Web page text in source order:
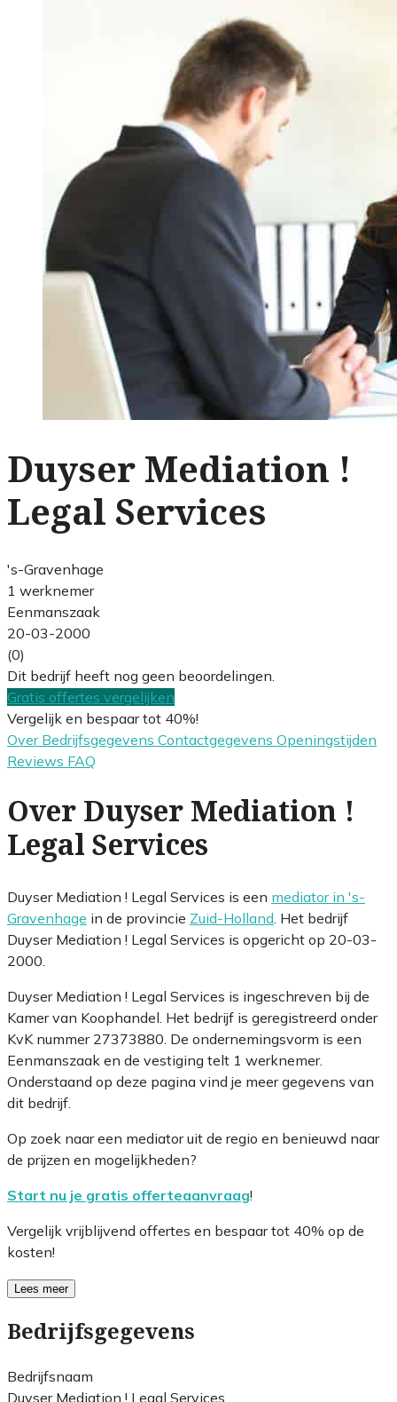
Duyser Mediation !
Legal Services
's-Gravenhage
1 werknemer
Eenmanszaak
20-03-2000
(0)
Dit bedrijf heeft nog geen beoordelingen.
Gratis offertes vergelijken
Vergelijk en bespaar tot 40%!
Over Bedrijfsgegevens Contactgegevens Openingstijden
Reviews FAQ
Over Duyser Mediation !
Legal Services
Duyser Mediation ! Legal Services is een mediator in 's-
Gravenhage in de provincie Zuid-Holland . Het bedrijf
Duyser Mediation ! Legal Services is opgericht op 20-03-
2000.
Duyser Mediation ! Legal Services is ingeschreven bij de
Kamer van Koophandel. Het bedrijf is geregistreerd onder
KvK nummer 27373880. De ondernemingsvorm is een
Eenmanszaak en de vestiging telt 1 werknemer.
Onderstaand op deze pagina vind je meer gegevens van
dit bedrijf.
Op zoek naar een mediator uit de regio en benieuwd naar
de prijzen en mogelijkheden?
Start nu je gratis offerteaanvraag!
Vergelijk vrijblijvend offertes en bespaar tot 40% op de
kosten!
Lees meer
Bedrijfsgegevens
Bedrijfsnaam
Duyser Mediation ! Legal Services